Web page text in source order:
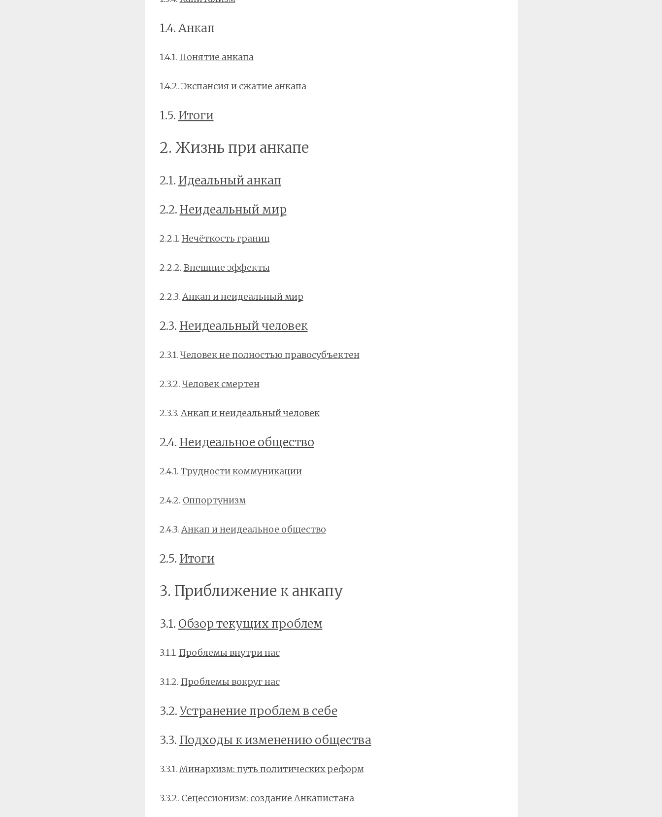
1.4. Анкап
1.4.1. Понятие анкапа
1.4.2. Экспансия и сжатие анкапа
1.5. Итоги
2. Жизнь при анкапе
2.1. Идеальный анкап
2.2. Неидеальный мир
2.2.1. Нечёткость границ
2.2.2. Внешние эффекты
2.2.3. Анкап и неидеальный мир
2.3. Неидеальный человек
2.3.1. Человек не полностью правосубъектен
2.3.2. Человек смертен
2.3.3. Анкап и неидеальный человек
2.4. Неидеальное общество
2.4.1. Трудности коммуникации
2.4.2. Оппортунизм
2.4.3. Анкап и неидеальное общество
2.5. Итоги
3. Приближение к анкапу
3.1. Обзор текущих проблем
3.1.1. Проблемы внутри нас
3.1.2. Проблемы вокруг нас
3.2. Устранение проблем в себе
3.3. Подходы к изменению общества
3.3.1. Минархизм: путь политических реформ
3.3.2. Сецессионизм: создание Анкапистана